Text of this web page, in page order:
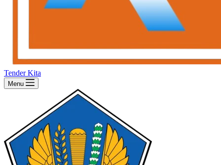
Tender Kita
Menu